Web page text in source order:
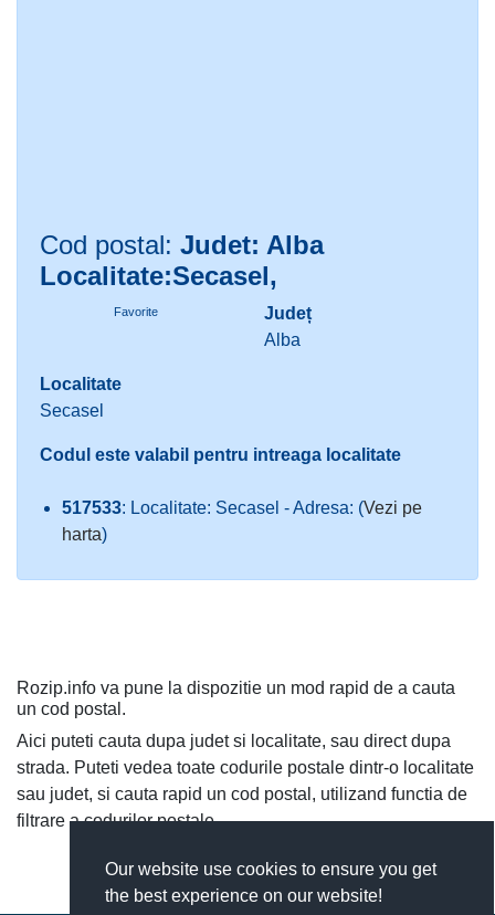
Our website use cookies to ensure you get
the best experience on our website!
Cod postal: Judet: Alba
Localitate:Secasel,
Favorite
Județ
Alba
Localitate
Secasel
Codul este valabil pentru intreaga localitate
517533: Localitate: Secasel - Adresa: (Vezi pe
harta)
Rozip.info va pune la dispozitie un mod rapid de a cauta
un cod postal.
Aici puteti cauta dupa judet si localitate, sau direct dupa
strada. Puteti vedea toate codurile postale dintr-o localitate
sau judet, si cauta rapid un cod postal, utilizand functia de
filtrare a codurilor postale.